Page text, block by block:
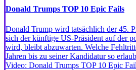
Donald Trumps TOP 10 Epic Fails
Donald Trump wird tatsächlich der 45.
sich der künftige US-Präsident auf der
wird, bleibt abzuwarten. Welche
Jahren bis zu seiner Kandidatur so
Video: Donald Trumps TOP 10 Epic